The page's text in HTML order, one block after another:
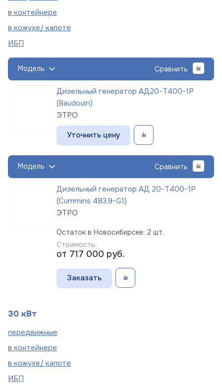
в контейнере
в кожухе/ капоте
ИБП
Модель Сравнить
Дизельный генератор АД20-Т400-1Р
(Baudouin)
ЭТРО
Уточнить цену
Модель Сравнить
Дизельный генератор АД 20-Т400-1Р
(Cummins 4B3,9-G1)
ЭТРО
Остаток в Новосибирске: 2 шт.
Стоимость:
от 717 000 руб.
Заказать
30 кВт
передвижные
в контейнере
в кожухе/ капоте
ИБП